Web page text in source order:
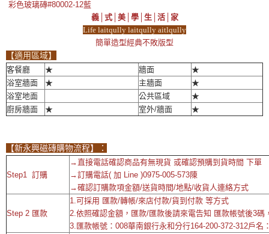
彩色玻璃磚#80002-12藍
義│式│美│學│生│活│家
Life laitqully laitqully aitlqully
簡單造型經典不敗版型
【適用區域】
客餐廳 ★ 牆面
★
浴室牆面
★ 主牆面
★
浴室地面
公共區域
★
廚房牆面
★ 室外/牆面 ★
【新永興磁磚購物流程】：
Step1 訂購
→直接電話確認商品有無現貨 或確認預購到貨時間 下單
→訂購電話( 加 Line )0975-005-573陳
→確認訂購款項金額/送貨時間/地點/收貨人連絡方式
Step 2 匯款
1.可採用 匯款/轉帳/來店付款/貨到付款 等方式
2.依照確認金額，匯款/匯款後請來電告知 匯款帳號後3碼
3.匯款帳號：008華南銀行永和分行164-200-372-312戶名